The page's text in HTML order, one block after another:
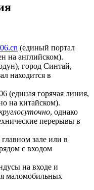
(единый портал
на английском).
город Синтай,
находится в
(единая горячая линия,
на китайском).
, однако
перерывы в
зале или в
с входом
на входе и
маломобильных